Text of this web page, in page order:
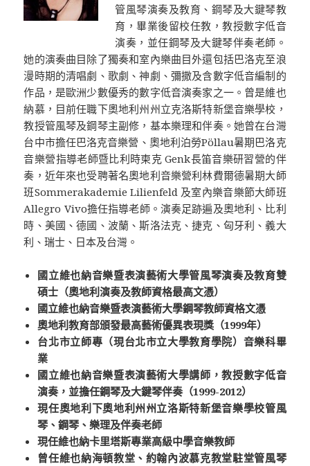
管風琴演奏及教育、鋼琴及大鍵琴教
育，畢業後留校任教，教授數字低音
演奏，並任鋼琴及大鍵琴伴奏老師。
她的演奏曲目除了獨奏和室內樂曲目外還包括巴洛克至浪
漫時期的清唱劇、歌劇、神劇、彌撒及含數字低音編制的
作品，是歐洲少數優秀的數字低音演奏家之一。曾是維也
納慕，目前任職下奧地利州州立克洛斯特新堡音樂學校，
教授管風琴及鋼琴主副修，基本樂理和伴奏。她曾在台灣
台中市擔任巴洛克音樂營、奧地利泊勞Pöllau暑期巴洛克
音樂營指導老師暨比利時柬克 Genk長笛音樂研習營的伴
奏，近年來也受聘著名奧地利音樂營利林費爾德暑期大師
班Sommerakademie Lilienfeld 及室內樂音樂節大師班
Allegro Vivo擔任指導老師。演奏足跡遍及奧地利、比利
時、美國、德國、波蘭、斯洛法克、捷克、匈牙利、義大
利、瑞士、日本及台灣。
國立維也納音樂暨表演藝術大學管風琴演奏及教育雙
碩士（奧地利演奏及教師資格最高文憑）
國立維也納音樂暨表演藝術大學鋼琴教師資格文憑
奧地利教育部頒發最高藝術優異表現獎（1999年）
台北市立師專（現台北市立大學教育學院）音樂科畢
業
國立維也納音樂暨表演藝術大學講師，教授數字低音
演奏，並擔任鋼琴及大鍵琴伴奏（1999-2012）
現任奧地利下奧地利州州立洛斯特新堡音樂學校管風
琴、鋼琴、樂理及伴奏老師
現任維也納卡里塔斯專業高級中學音樂教師
曾任維也納海頓教堂、約翰內波慕克教堂駐堂管風琴